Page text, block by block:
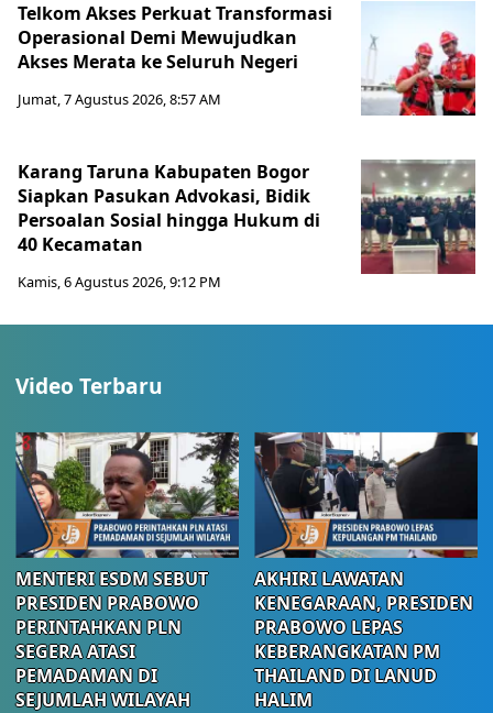
Telkom Akses Perkuat Transformasi
Operasional Demi Mewujudkan
Akses Merata ke Seluruh Negeri
Jumat, 7 Agustus 2026, 8:57 AM
Karang Taruna Kabupaten Bogor
Siapkan Pasukan Advokasi, Bidik
Persoalan Sosial hingga Hukum di
40 Kecamatan
Kamis, 6 Agustus 2026, 9:12 PM
Video Terbaru
MENTERI ESDM SEBUT
PRESIDEN PRABOWO
PERINTAHKAN PLN
SEGERA ATASI
PEMADAMAN DI
SEJUMLAH WILAYAH
AKHIRI LAWATAN
KENEGARAAN, PRESIDEN
PRABOWO LEPAS
KEBERANGKATAN PM
THAILAND DI LANUD
HALIM